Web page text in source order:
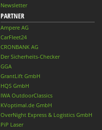
Newsletter
PARTNER
Ampere AG
CarFleet24
CRONBANK AG
Der Sicherheits-Checker
GGA
GrantLift GmbH
HQS GmbH
IWA OutdoorClassics
KVoptimal.de GmbH
OverNight Express & Logistics GmbH
PiP Laser